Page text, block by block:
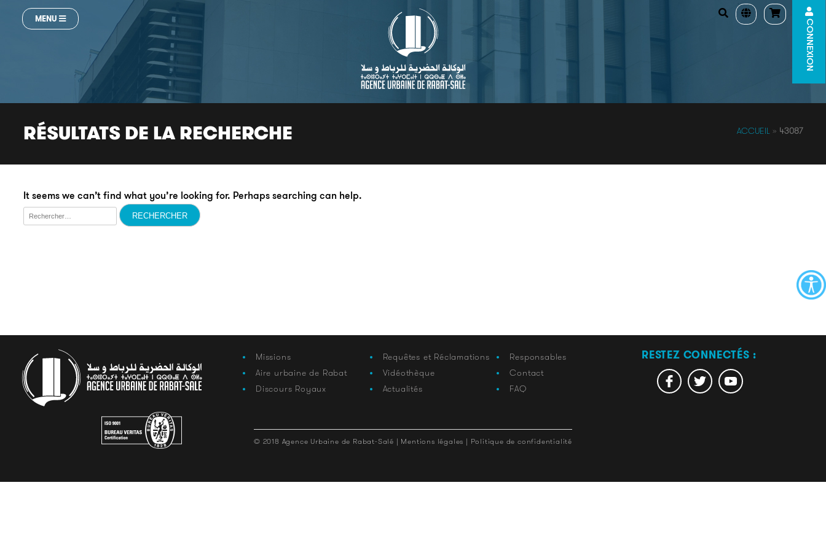
MENU CONNEXION
RÉSULTATS DE LA RECHERCHE ACCUEIL» 43087
It seems we can’t find what you’re looking for. Perhaps searching can help.
Rechercher :
Missions
Aire urbaine de Rabat
Discours Royaux
Requêtes et Réclamations
Vidéothèque
Actualités
Responsables
Contact
FAQ
RESTEZ CONNECTÉS :
© 2018 Agence Urbaine de Rabat-Salé | Mentions légales | Politique de confidentialité